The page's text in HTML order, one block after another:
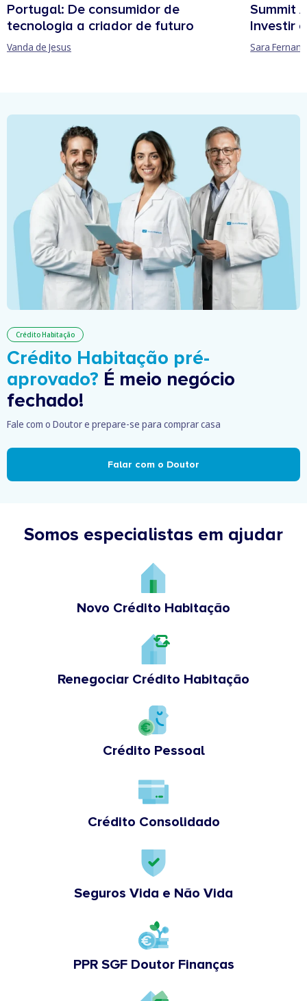
Portugal: De consumidor de
tecnologia a criador de futuro
Vanda de Jesus
Summit
Investir
Sara
Crédito Habitação
Crédito Habitação pré-
aprovado? É meio negócio
fechado!
Fale com o Doutor e prepare-se para comprar casa
Falar com o Doutor
Somos especialistas em ajudar
Novo Crédito Habitação
Renegociar Crédito Habitação
Crédito Pessoal
Crédito Consolidado
Seguros Vida e Não Vida
PPR SGF Doutor Finanças